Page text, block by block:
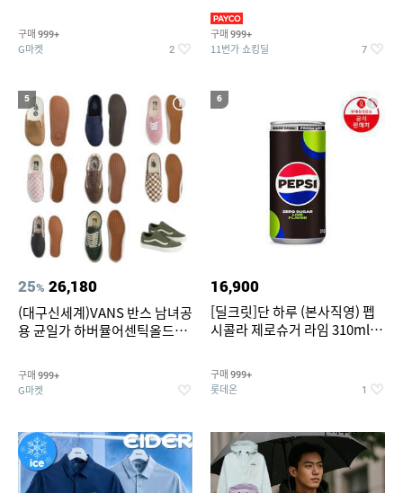
구매 999+
G마켓 2
구매 999+
11번가 쇼킹딜 7
5
25% 26,180
(대구신세계)VANS 반스 남녀공
용 균일가 하버뮬어센틱올드스
구매 999+
G마켓
6
16,900
[딜크릿]단 하루 (본사직영) 펩
시콜라 제로슈거 라임 310ml
구매 999+
롯데온 1